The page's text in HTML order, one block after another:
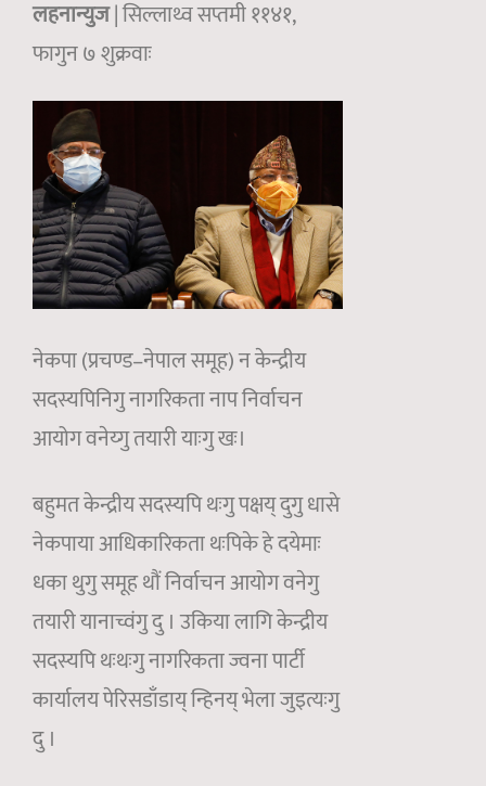
लहनान्युज| सिल्लाथ्व सप्तमी ११४१,
फागुन ७ शुक्रवाः
नेकपा (प्रचण्ड–नेपाल समूह) न केन्द्रीय
सदस्यपिनिगु नागरिकता नाप निर्वाचन
आयोग वनेय्गु तयारी याःगु खः।
बहुमत केन्द्रीय सदस्यपि थःगु पक्षय् दुगु धासे
नेकपाया आधिकारिकता थःपिके हे दयेमाः
धका थुगु समूह थौं निर्वाचन आयोग वनेगु
तयारी यानाच्वंगु दु । उकिया लागि केन्द्रीय
सदस्यपि थःथःगु नागरिकता ज्वना पार्टी
कार्यालय पेरिसडाँडाय् न्हिनय् भेला जुइत्यःगु
दु ।